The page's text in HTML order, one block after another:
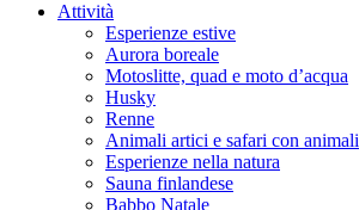
Attività
Esperienze estive
Aurora boreale
Motoslitte, quad e moto d’acqua
Husky
Renne
Animali artici e safari con animali
Esperienze nella natura
Sauna finlandese
Babbo Natale